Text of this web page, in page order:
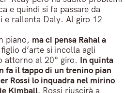
e quindi si fa passare da
e rallenta Daly. Al giro 12
piano, ma ci pensa Rahal a
d’arte si incolla agli
attorno al 20° giro. In quinta
fa il tappo di un trenino pian
Rossi lo inquadra nel mirino
Kimball. Rossi riuscirà a